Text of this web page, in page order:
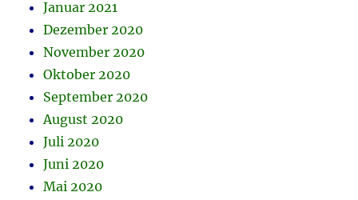
Januar 2021
Dezember 2020
November 2020
Oktober 2020
September 2020
August 2020
Juli 2020
Juni 2020
Mai 2020